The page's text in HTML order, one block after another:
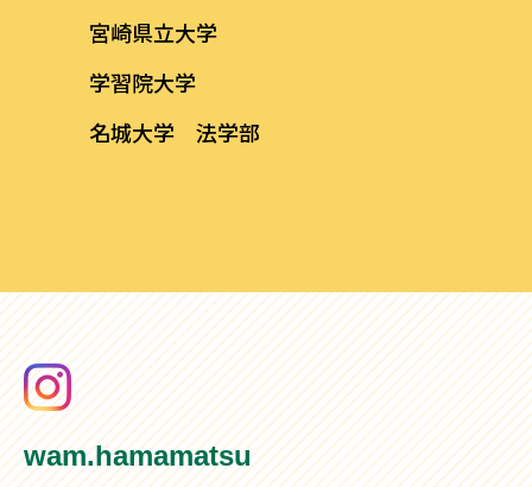
宮崎県立大学
学習院大学
名城大学 法学部
wam.hamamatsu